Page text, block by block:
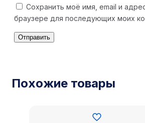
Сохранить моё имя, email и
браузере для последующих моих
Похожие товары